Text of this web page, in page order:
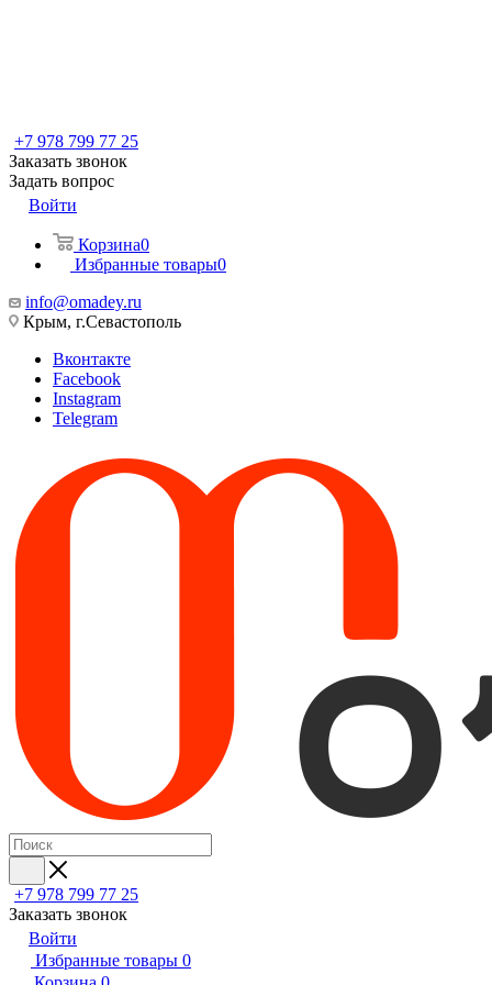
+7 978 799 77 25
Заказать звонок
Задать вопрос
Войти
Корзина0
Избранные товары0
info@omadey.ru
Крым, г.Севастополь
Вконтакте
Facebook
Instagram
Telegram
+7 978 799 77 25
Заказать звонок
Войти
Избранные товары 0